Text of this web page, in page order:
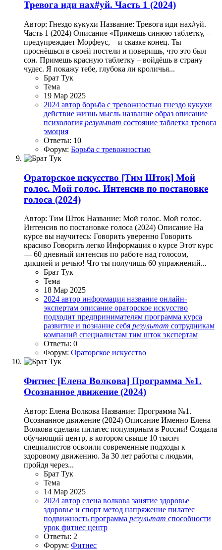
Тревога иди нах#уй. Часть 1 (2024)
Автор: Гнездо кукухи Название: Тревога иди нах#уй.
Часть 1 (2024) Описание «Примешь синюю таблетку, –
предупреждает Морфеус, – и сказке конец. Ты
проснёшься в своей постели и поверишь, что это был
сон. Примешь красную таблетку – войдёшь в страну
чудес. Я покажу тебе, глубока ли кроличья...
Брат Тук
Тема
19 Мар 2025
2024 автор борьба с тревожностью гнездо кукухи
действие жизнь мысль название образ описание
психология результат состояние таблетка тревога
эмоция
Ответы: 10
Форум: Борьба с тревожностью
Ораторское искусство [Тим Шток] Мой
голос. Мой голос. Интенсив по постановке
голоса (2024)
Автор: Тим Шток Название: Мой голос. Мой голос.
Интенсив по постановке голоса (2024) Описание На
курсе вы научитесь: Говорить уверенно Говорить
красиво Говорить легко Информация о курсе Этот курс
— 60 дневный интенсив по работе над голосом,
дикцией и речью! Что ты получишь 60 упражнений...
Брат Тук
Тема
18 Мар 2025
2024 автор информация название онлайн-
экспертам описание ораторское искусство
подходит предпринимателям программа курса
развитие и познание себя результат сотрудникам
компаний специалистам тим шток экспертам
Ответы: 0
Форум: Ораторское искусство
Фитнес [Елена Волкова] Программа №1.
Осознанное движение (2024)
Автор: Елена Волкова Название: Программа №1.
Осознанное движение (2024) Описание Именно Елена
Волкова сделала пилатес популярным в России! Создала
обучающий центр, в котором свыше 10 тысяч
специалистов освоили современные подходы к
здоровому движению. За 30 лет работы с людьми,
пройдя через...
Брат Тук
Тема
14 Мар 2025
2024 автор елена волкова занятие здоровье
здоровье и спорт метод напряжение пилатес
подвижность программа результат способности
урок фитнес центр
Ответы: 2
Форум: Фитнес